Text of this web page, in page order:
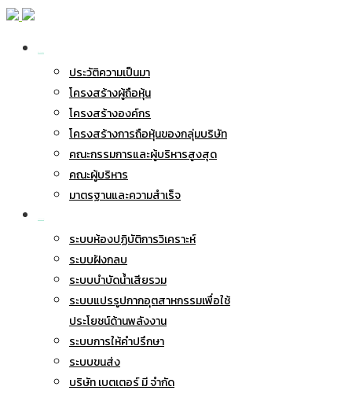
ประวัติความเป็นมา
โครงสร้างผู้ถือหุ้น
โครงสร้างองค์กร
โครงสร้างการถือหุ้นของกลุ่มบริษัท
คณะกรรมการและผู้บริหารสูงสุด
คณะผู้บริหาร
มาตรฐานและความสำเร็จ
ระบบห้องปฏิบัติการวิเคราะห์
ระบบฝังกลบ
ระบบบำบัดน้ำเสียรวม
ระบบแปรรูปกากอุตสาหกรรมเพื่อใช้
ประโยชน์ด้านพลังงาน
ระบบการให้คำปรึกษา
ระบบขนส่ง
บริษัท เบตเตอร์ มี จำกัด